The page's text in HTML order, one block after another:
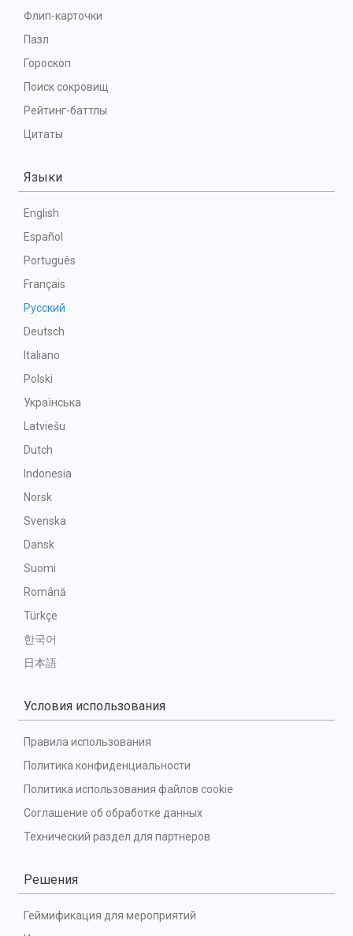
Флип-карточки
Пазл
Гороскоп
Поиск сокровищ
Рейтинг-баттлы
Цитаты
Языки
English
Español
Português
Français
Русский
Deutsch
Italiano
Polski
Українська
Latviešu
Dutch
Indonesia
Norsk
Svenska
Dansk
Suomi
Română
Türkçe
한국어
日本語
Условия использования
Правила использования
Политика конфиденциальности
Политика использования файлов cookie
Соглашение об обработке данных
Технический раздел для партнеров
Решения
Геймификация для мероприятий